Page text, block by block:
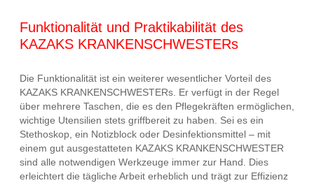
Funktionalität und Praktikabilität des
KAZAKS KRANKENSCHWESTERs
Die Funktionalität ist ein weiterer wesentlicher Vorteil des
KAZAKS KRANKENSCHWESTERs. Er verfügt in der Regel
über mehrere Taschen, die es den Pflegekräften ermöglichen,
wichtige Utensilien stets griffbereit zu haben. Sei es ein
Stethoskop, ein Notizblock oder Desinfektionsmittel – mit
einem gut ausgestatteten KAZAKS KRANKENSCHWESTER
sind alle notwendigen Werkzeuge immer zur Hand. Dies
erleichtert die tägliche Arbeit erheblich und trägt zur Effizienz